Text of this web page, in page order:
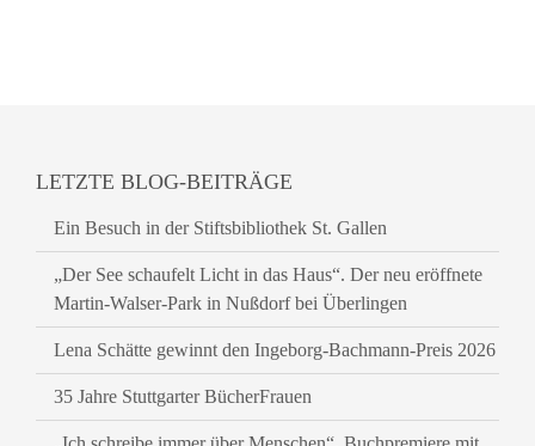
LETZTE BLOG-BEITRÄGE
Ein Besuch in der Stiftsbibliothek St. Gallen
„Der See schaufelt Licht in das Haus“. Der neu eröffnete
Martin-Walser-Park in Nußdorf bei Überlingen
Lena Schätte gewinnt den Ingeborg-Bachmann-Preis 2026
35 Jahre Stuttgarter BücherFrauen